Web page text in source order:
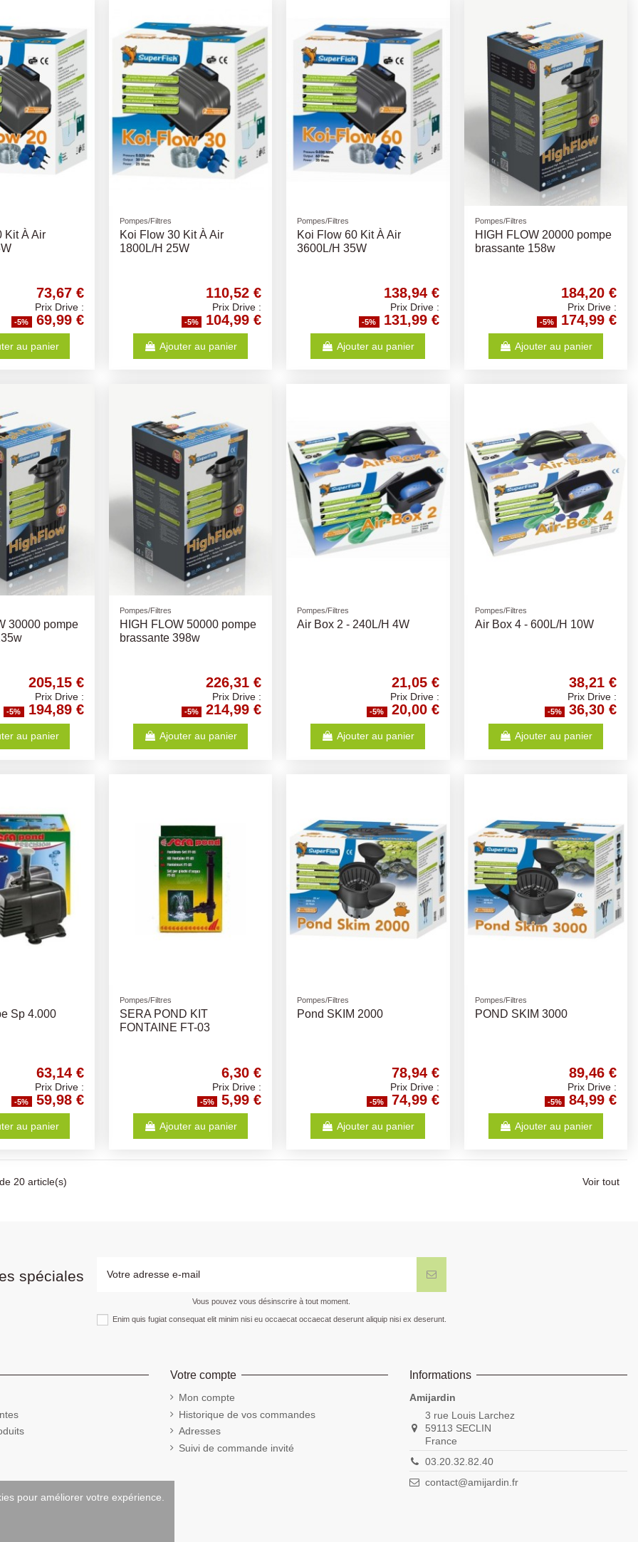
Kit À Air
73,67 €
Prix Drive :
-5% 69,99 €
au panier
Pompes/Filtres
Koi Flow 30 Kit À Air
1800L/H 25W
110,52 €
Prix Drive :
-5% 104,99 €
Ajouter au panier
Pompes/Filtres
Koi Flow 60 Kit À Air
3600L/H 35W
138,94 €
Prix Drive :
-5% 131,99 €
Ajouter au panier
Pompes/Filtres
HIGH FLOW 20000 pompe
brassante 158w
184,20 €
Prix Drive :
-5% 174,99 €
Ajouter au panier
30000 pompe
205,15 €
Prix Drive :
-5% 194,89 €
au panier
Pompes/Filtres
HIGH FLOW 50000 pompe
brassante 398w
226,31 €
Prix Drive :
-5% 214,99 €
Ajouter au panier
Pompes/Filtres
Air Box 2 - 240L/H 4W
21,05 €
Prix Drive :
-5% 20,00 €
Ajouter au panier
Pompes/Filtres
Air Box 4 - 600L/H 10W
38,21 €
Prix Drive :
-5% 36,30 €
Ajouter au panier
Sp 4.000
63,14 €
Prix Drive :
-5% 59,98 €
au panier
Pompes/Filtres
SERA POND KIT
FONTAINE FT-03
6,30 €
Prix Drive :
-5% 5,99 €
Ajouter au panier
Pompes/Filtres
Pond SKIM 2000
78,94 €
Prix Drive :
-5% 74,99 €
Ajouter au panier
Pompes/Filtres
POND SKIM 3000
89,46 €
Prix Drive :
-5% 84,99 €
Ajouter au panier
20 article(s) Voir tout
spéciales
Vous pouvez vous désinscrire à tout moment.
Enim quis fugiat consequat elit minim nisi eu occaecat occaecat deserunt aliquip nisi ex deserunt.
Votre compte
Mon compte
Historique de vos commandes
Adresses
Suivi de commande invité
Informations
Amijardin
3 rue Louis Larchez
59113 SECLIN
France
03.20.32.82.40
contact@amijardin.fr
pour améliorer votre expérience.